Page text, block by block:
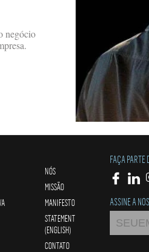
negócio
NÓS
MISSÃO
MANIFESTO
STATEMENT
(ENGLISH)
CONTATO
FAÇA PARTE
ASSINE A